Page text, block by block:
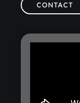
CONTACT